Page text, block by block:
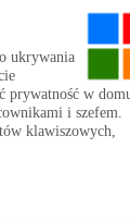
ukrywania
prywatność w
i szefem.
klawiszowych,